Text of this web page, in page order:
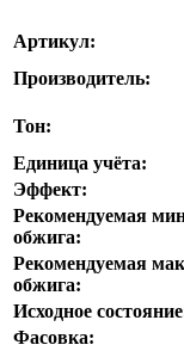
Артикул:
Производитель:
Тон:
Единица учёта:
Эффект:
Рекомендуемая
обжига:
Рекомендуемая
обжига:
Исходное
Фасовка: